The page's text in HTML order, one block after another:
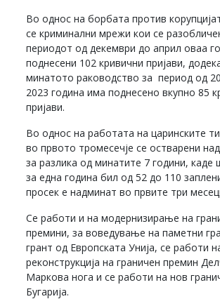
Во однос на борбата против
се криминални мрежи кои се
периодот од декември до април оваа
поднесени 102 кривични пријави,
минатото раководство за период од
2023 година има поднесено вкупно 85
пријави.
Во однос на работата на царинските
во првото тромесечје се остварени
за разлика од минатите 7 години, каде
за една година бил од 52 до 110
просек е надминат во првите три
Се работи и на модернизирање на
премини, за воведување на паметни
грант од Европската Унија, се работи
реконструкција на граничен премин
Маркова нога и се работи на нов
Бугарија.